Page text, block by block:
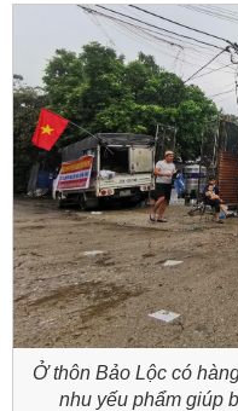
Ở thôn Bảo Lộc có
nhu yếu phẩm giúp